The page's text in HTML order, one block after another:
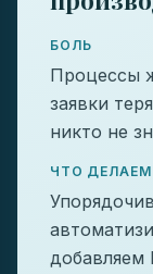
БОЛЬ
Процессы
заявки
никто не
ЧТО ДЕЛАЕМ
добавляем